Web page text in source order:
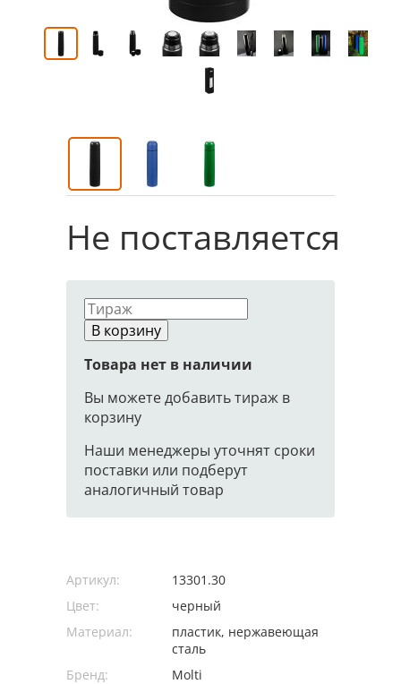
Не поставляется
В корзину
Товара нет в наличии
Вы можете добавить тираж в
корзину
Наши менеджеры уточнят сроки
поставки или подберут
аналогичный товар
Артикул:
13301.30
Цвет:
черный
Материал:
пластик, нержавеющая
сталь
Бренд:
Molti